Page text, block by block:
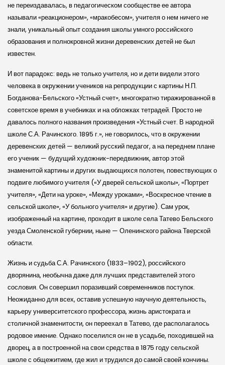
не переиздавалась, в педагогическом сообществе ее автора
называли «реакционером», «мракобесом», учителя о нем ничего не
знали, уникальный опыт создания школы умного российского
образования и полнокровной жизни деревен­ских детей не был
известен.
И вот парадокс: ведь не только учителя, но и дети видели этого
человека в окружении учеников на репродукции с картины Н.П.
Богданова-Бельского «Устный счет», многократно тиражированной в
советское время в учебниках и на обложках тетрадей. Просто не
давалось полного названия произведения «Устный счет. В народной
школе С.А. Ра­чинского. 1895 г.», не говорилось, что в окружении
деревенских детей — великий русский педагог, а на переднем плане
его ученик — будущий художник-передвижник, автор этой
знаменитой картины и других выдающихся полотен, повествующих о
подвиге любимого учителя («У дверей сельской школы», «Портрет
учителя», «Дети на уроке», «Между уроками», «Воскресное чтение в
сельской школе», «У больного учителя» и другие). Сам урок,
изображенный на картине, проходит в школе села Татево Бельского
уезда Смолен­ской губернии, ныне — Оленинского района Тверской
области.
Жизнь и судьба С.А. Рачинского (1833–1902), российского
дворянина, необычна даже для лучших представителей этого
сословия. Он совершил поразивший современников поступок.
Неожиданно для всех, оставив успешную научную деятельность,
карьеру университетского профессора, жизнь аристократа и
столичной знаменитости, он переехал в Татево, где располагалось
родовое имение. Однако поселился он не в усадьбе, походившей на
дворец, а в построенной на свои средства в 1875 го­ду сельской
школе с общежитием, где жил и трудился до самой своей кончины.